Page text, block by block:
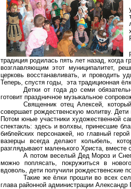
традиция родилась пять лет назад, когда
возглавляющим этот муниципалитет,
церковь восстанавливать, и проводить
Теперь, спустя годы, эта традиционная
Детки от года до семи
готовит праздничное музыкальное
Священник отец Алексей,
совершает рождественскую молитву.
Потом юные участники художественной
спектакль: здесь и волхвы, принесшие
библейских персонажей, но главный
вазерцы всегда делают колыбель,
разглядывают маленького Христа, вместе
А потом веселый Дед Мороз и
можно поплясать, покружиться в
вдоволь, дети получили рождественские
Такие же ёлки прошли во всех
глава районной администрации Александр